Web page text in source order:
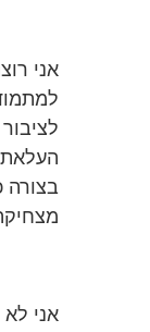
אני
בצורה
אני